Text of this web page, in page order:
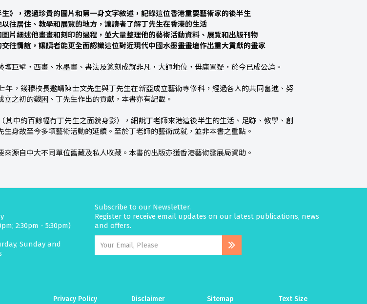
，透過珍貴的圖片和第一身文字敘述，記錄這位香港重要藝術家的後半生
居住、教學和展覽的地方，讓讀者了解丁先生在香港的生活
細述他畫畫和刻印的過程，並大量整理他的藝術活動資料、展覽和出版刊物
情誼，讓讀者能更全面認識這位對近現代中國水墨畫畫壇作出重大貢獻的畫家
巨擘，西畫、水墨畫、書法及篆刻成就非凡，大師地位，毋庸置疑，於今已成公論。
年，錢穆校長邀請陳士文先生與丁先生在新亞成立藝術專修科，經過各人的共同奮進、努
之初的艱困、丁先生作出的貢獻，本書亦有記載。
中約百餘幅有丁先生之面貌身影），細說丁老師來港這後半生的生活、足跡、教學、創
身故至今多項藝術活動的延續。至於丁老師的藝術成就，並非本書之重點。
源自中大不同單位舊藏及私人收藏。本書的出版亦獲香港藝術發展局資助。
2:30pm - 5:30pm)
Sunday and
Subscribe to our Newsletter.
Register to receive email updates on our latest publications, news
and offers.
Privacy Policy Disclaimer Sitemap Text Size